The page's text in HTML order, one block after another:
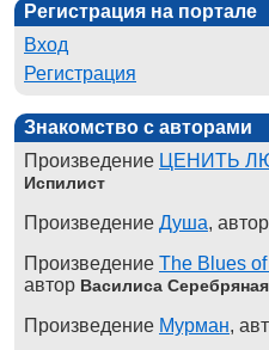
Регистрация на портале
Вход
Регистрация
Знакомство с авторами
Произведение ЦЕНИТЬ
Испилист
Произведение Душа, автор
Произведение The Blues
автор Василиса Серебряная
Произведение Мурман,